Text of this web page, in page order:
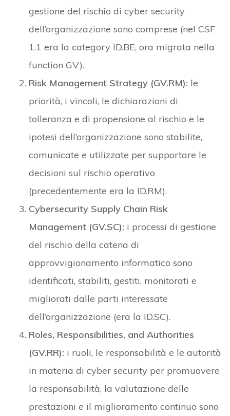
gestione del rischio di cyber security
dell’organizzazione sono comprese (nel CSF
1.1 era la category ID.BE, ora migrata nella
function GV).
Risk Management Strategy (GV.RM): le
priorità, i vincoli, le dichiarazioni di
tolleranza e di propensione al rischio e le
ipotesi dell’organizzazione sono stabilite,
comunicate e utilizzate per supportare le
decisioni sul rischio operativo
(precedentemente era la ID.RM).
Cybersecurity Supply Chain Risk
Management (GV.SC): i processi di gestione
del rischio della catena di
approvvigionamento informatico sono
identificati, stabiliti, gestiti, monitorati e
migliorati dalle parti interessate
dell’organizzazione (era la ID.SC).
Roles, Responsibilities, and Authorities
(GV.RR): i ruoli, le responsabilità e le autorità
in materia di cyber security per promuovere
la responsabilità, la valutazione delle
prestazioni e il miglioramento continuo sono